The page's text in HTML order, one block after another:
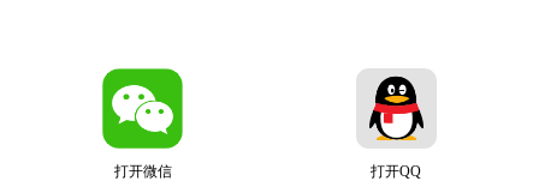
打开微信 打开QQ